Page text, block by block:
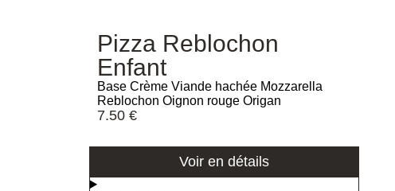
Pizza Reblochon
Enfant
Base Crème Viande hachée Mozzarella
Reblochon Oignon rouge Origan
7.50 €
Voir en détails